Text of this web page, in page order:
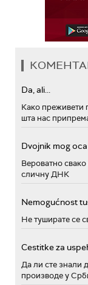
Da, ali...
Како преживети
шта нас
Dvojnik mog oca
Вероватно
сличну ДНК
Nemogućnost
Не туширате се
Cestitke za
Да ли сте знали
производе у